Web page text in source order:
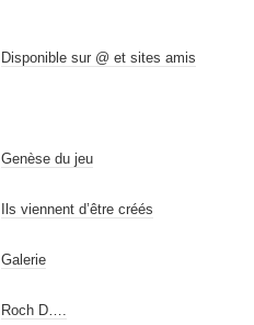
Disponible sur @ et sites amis
Genèse du jeu
Ils viennent d’être créés
Galerie
Roch D….